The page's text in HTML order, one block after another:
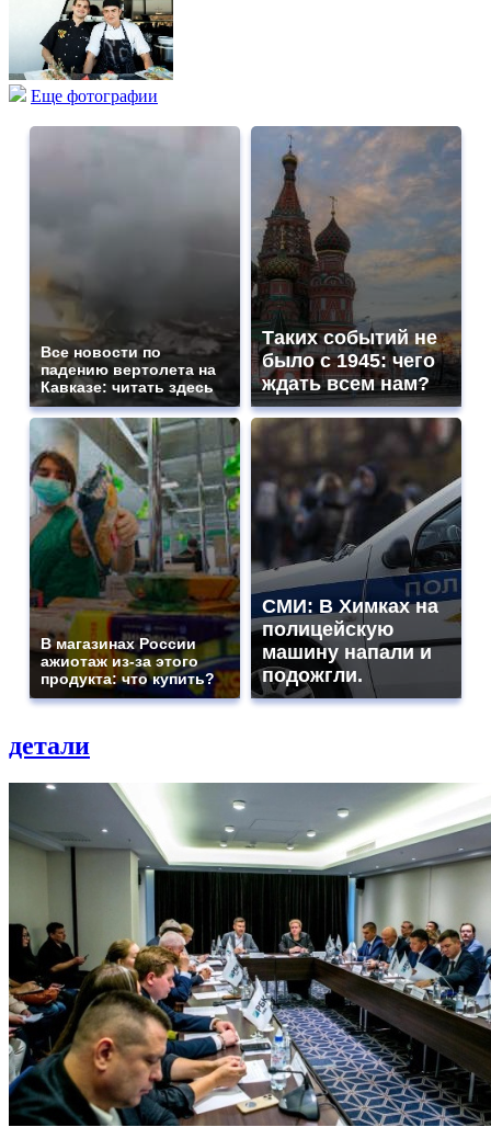
Еще фотографии
Все новости по
падению вертолета на
Кавказе: читать здесь
Таких событий не
было с 1945: чего
ждать всем нам?
В магазинах России
ажиотаж из-за этого
продукта: что купить?
СМИ: В Химках на
полицейскую
машину напали и
подожгли.
детали